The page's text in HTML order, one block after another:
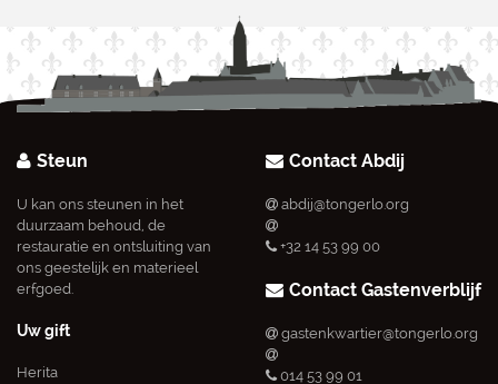
Steun
U kan ons steunen in het
duurzaam behoud, de
restauratie en ontsluiting van
ons geestelijk en materieel
erfgoed.
Uw gift
Herita
Contact Abdij
abdij@tongerlo.org
+32 14 53 99 00
Contact Gastenverblijf
gastenkwartier@tongerlo.org
014 53 99 01